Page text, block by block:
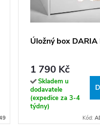
Úložný box DARIA
1 790 Kč
Skladem u
dodavatele
(expedice za 3-4
týdny)
Kód: